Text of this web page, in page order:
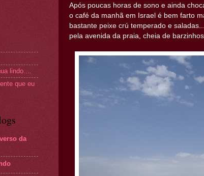
Após poucas horas de sono e ainda
o café da manhã em Israel é bem farto
bastante peixe crú temperado e
pela avenida da praia, cheia de barzinhos.
lindo....
que eu
da